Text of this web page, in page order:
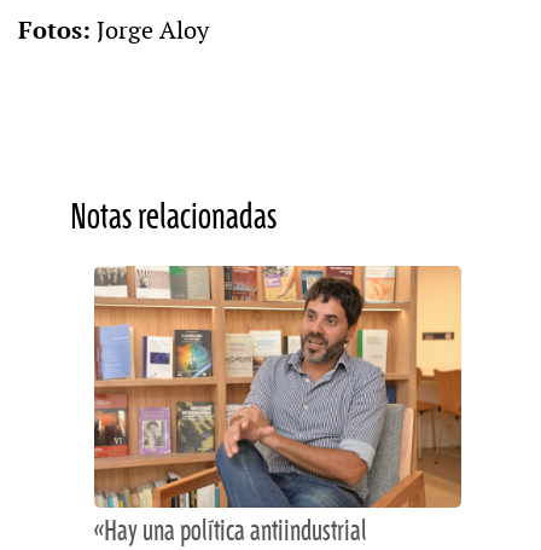
Fotos: Jorge Aloy
Notas relacionadas
«Hay una política antiindustrial